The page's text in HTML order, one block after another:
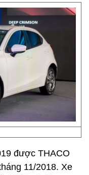
được THACO
11/2018. Xe